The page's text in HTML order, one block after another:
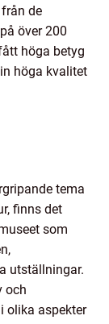
de
över 200
höga betyg
höga kvalitet
tema
finns det
som
utställningar.
och
olika aspekter